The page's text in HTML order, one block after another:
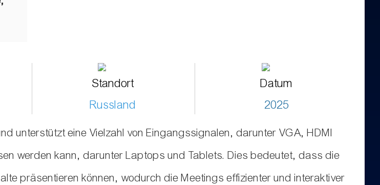
Standort
Russland
Datum
2025
unterstützt eine Vielzahl von Eingangssignalen, darunter VGA, HDMI
werden kann, darunter Laptops und Tablets. Dies bedeutet, dass die
präsentieren können, wodurch die Meetings effizienter und interaktiver